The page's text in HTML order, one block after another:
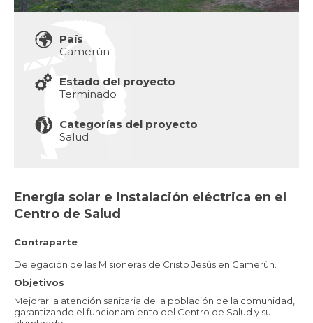
Energía solar e instalación eléctrica en el
Centro de Salud
Contraparte
Delegación de las Misioneras de Cristo Jesús en Camerún.
Objetivos
Mejorar la atención sanitaria de la población de la comunidad,
garantizando el funcionamiento del Centro de Salud y su
País
Camerún
Estado del proyecto
Terminado
Categorías del proyecto
Salud